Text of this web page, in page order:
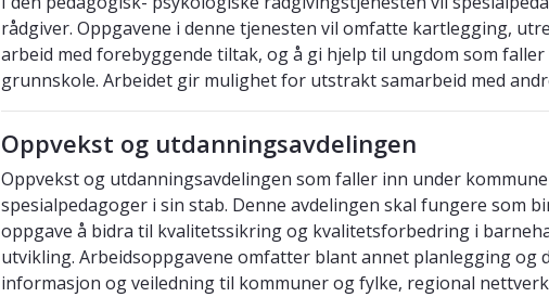
rådgiver. Oppgavene i denne tjenesten vil omfatte kartlegging,
arbeid med forebyggende tiltak, og å gi hjelp til ungdom som
grunnskole. Arbeidet gir mulighet for utstrakt samarbeid med
Oppvekst og utdanningsavdelingen
Oppvekst og utdanningsavdelingen som faller inn under
spesialpedagoger i sin stab. Denne avdelingen skal fungere som
oppgave å bidra til kvalitetssikring og kvalitetsforbedring i
utvikling. Arbeidsoppgavene omfatter blant annet planlegging og
informasjon og veiledning til kommuner og fylke, regional